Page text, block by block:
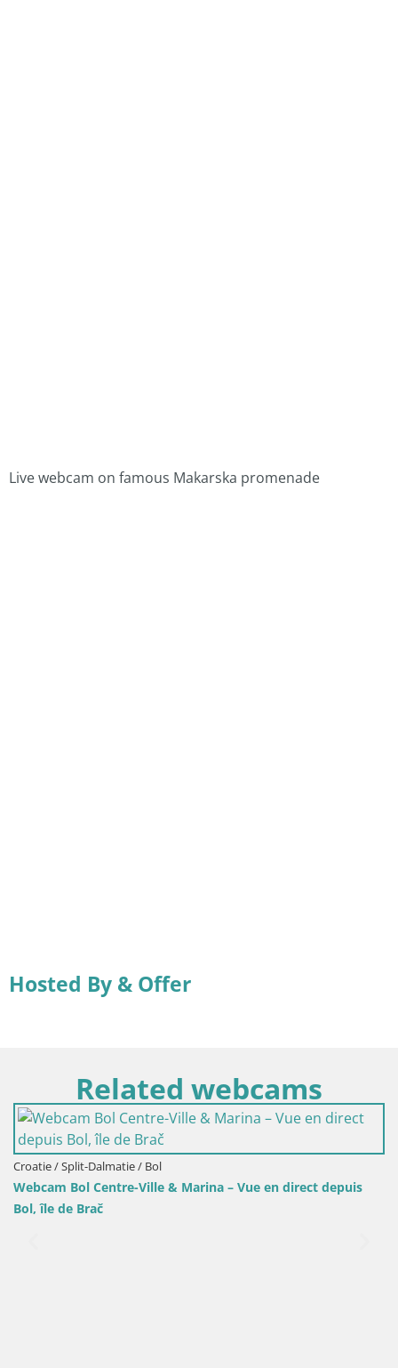
Live webcam on famous Makarska promenade
Hosted By & Offer
Related webcams
/ Bol
Ville & Marina – Vue en direct depuis